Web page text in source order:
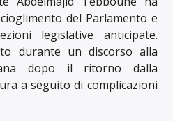
del Parlamento e
legislative anticipate.
durante un discorso alla
dopo il ritorno dalla
a seguito di complicazioni